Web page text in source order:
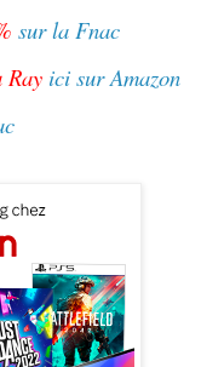
sur la Fnac
Ray ici sur Amazon